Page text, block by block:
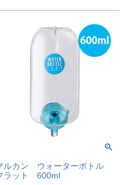
ルカン ウォーターボトル
ラット 600ml